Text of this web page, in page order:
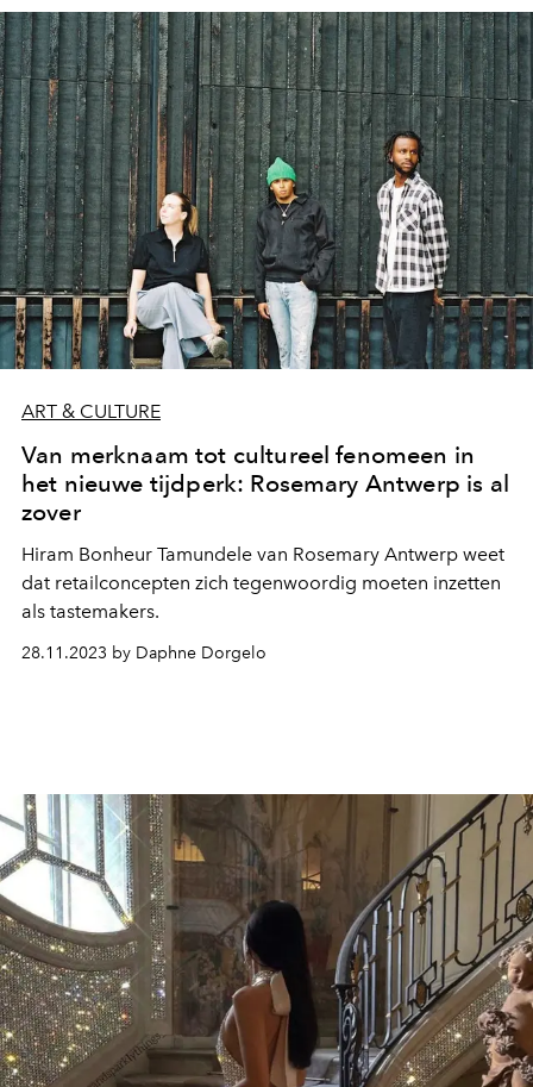
ART & CULTURE
Van merknaam tot cultureel fenomeen in
het nieuwe tijdperk: Rosemary Antwerp is al
zover
Hiram Bonheur Tamundele van Rosemary Antwerp weet
dat retailconcepten zich tegenwoordig moeten inzetten
als tastemakers.
28.11.2023 by Daphne Dorgelo